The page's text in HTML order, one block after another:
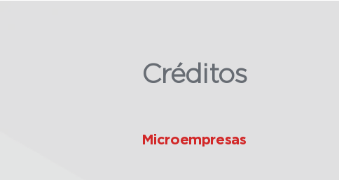
Créditos
Microempresas